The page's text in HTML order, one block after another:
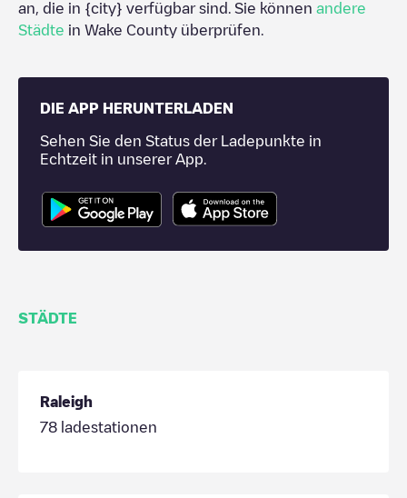
an, die in {city} verfügbar sind. Sie können andere
Städte in Wake County überprüfen.
DIE APP HERUNTERLADEN
Sehen Sie den Status der Ladepunkte in
Echtzeit in unserer App.
STÄDTE
Raleigh
78 ladestationen